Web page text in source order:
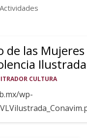
de las Mujeres
Ilustrada
CULTURA
wp-